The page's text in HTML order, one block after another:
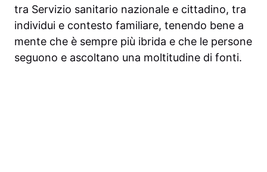
tra Servizio sanitario nazionale e cittadino, tra
individui e contesto familiare, tenendo bene a
mente che è sempre più ibrida e che le persone
seguono e ascoltano una moltitudine di fonti.